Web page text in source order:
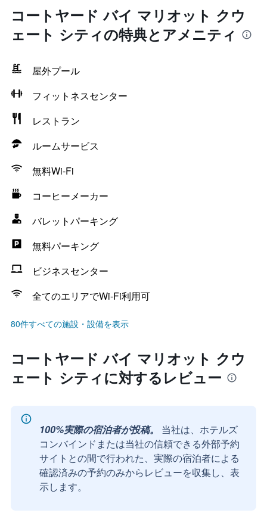
コートヤード バイ マリオット クウ
ェート シティの特典とアメニティ
屋外プール
フィットネスセンター
レストラン
ルームサービス
無料Wi-Fi
コーヒーメーカー
バレットパーキング
無料パーキング
ビジネスセンター
全てのエリアでWi-Fi利用可
80件すべての施設・設備を表示
コートヤード バイ マリオット クウ
ェート シティに対するレビュー
100%実際の宿泊者が投稿。
当社は、ホテルズ
コンバインドまたは当社の信頼できる外部予約
サイトとの間で行われた、実際の宿泊者による
確認済みの予約のみからレビューを収集し、表
示します。